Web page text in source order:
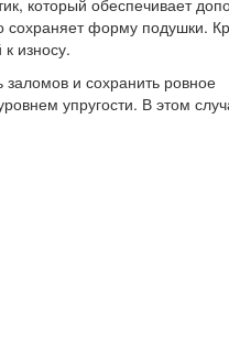
форму подушки.
износу.
и сохранить ровное
упругости. В этом